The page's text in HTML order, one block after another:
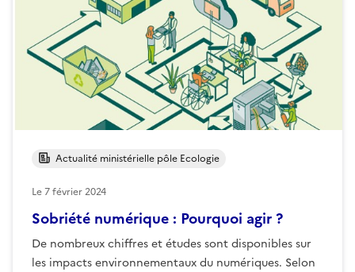
Sobriété numérique : Pourquoi agir ?
De nombreux chiffres et études sont disponibles sur
les impacts environnementaux du numériques. Selon
Actualité ministérielle pôle Ecologie
Le7 février 2024